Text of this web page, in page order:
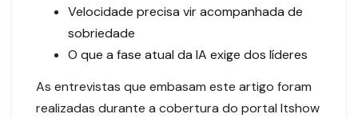
Velocidade precisa vir acompanhada de
sobriedade
O que a fase atual da IA exige dos líderes
As entrevistas que embasam este artigo foram
realizadas durante a cobertura do portal Itshow